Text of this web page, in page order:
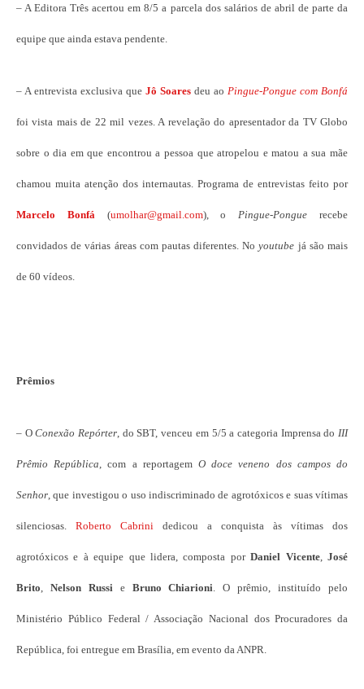
– A Editora Três acertou em 8/5 a parcela dos salários de abril de parte da
equipe que ainda estava pendente.
– A entrevista exclusiva que Jô Soares deu ao Pingue-Pongue com Bonfá
foi vista mais de 22 mil vezes. A revelação do apresentador da TV Globo
sobre o dia em que encontrou a pessoa que atropelou e matou a sua mãe
chamou muita atenção dos internautas. Programa de entrevistas feito por
Marcelo Bonfá (umolhar@gmail.com), o Pingue-Pongue recebe
convidados de várias áreas com pautas diferentes. Noyoutube já são mais
de 60 vídeos.
Prêmios
– OConexão Repórter , do SBT, venceu em 5/5 a categoria Imprensa do III
Prêmio República , com a reportagemO doce veneno dos campos do
Senhor , que investigou o uso indiscriminado de agrotóxicos e suas vítimas
silenciosas. Roberto Cabrini dedicou a conquista às vítimas dos
agrotóxicos e à equipe que lidera, composta porDaniel Vicente,José
Brito Nelson Russi e Bruno Chiarioni . O prêmio, instituído pelo
Ministério Público Federal / Associação Nacional dos Procuradores da
República, foi entregue em Brasília, em evento da ANPR.